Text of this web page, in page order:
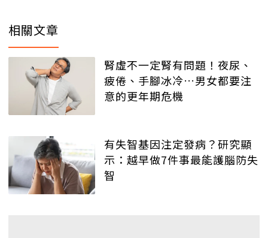
相關文章
腎虛不一定腎有問題！夜尿、
疲倦、手腳冰冷…男女都要注
意的更年期危機
有失智基因注定發病？研究顯
示：越早做7件事最能護腦防失
智